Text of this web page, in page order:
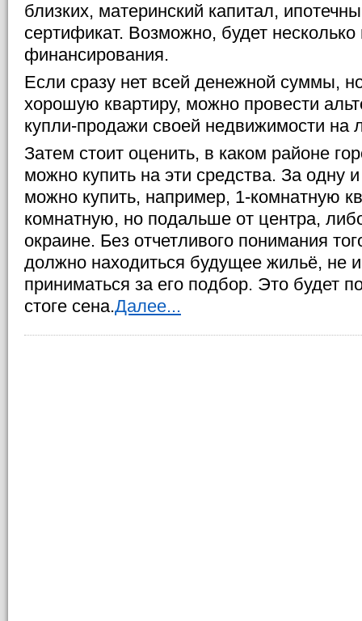
близких, материнский капитал,
сертификат. Возможно, будет несколько
финансирования.
Если сразу нет всей денежной суммы,
хорошую квартиру, можно провести
купли-продажи своей недвижимости на
Затем стоит оценить, в каком районе
можно купить на эти средства. За одну
можно купить, например, 1-комнатную
комнатную, но подальше от центра,
окраине. Без отчетливого понимания
должно находиться будущее жильё, не
приниматься за его подбор. Это будет
стоге сена.Далее...